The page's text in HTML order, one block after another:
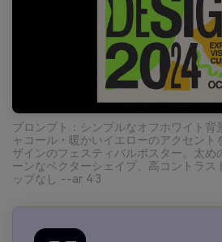
プロンプト：シンプルなオフホワイト背
ャコール・暖かいイエローのアクセント
ザインのフェスティバルポスター。太め
ーンなベクターシェイプ、高コントラス
ップなし --ar 4:3